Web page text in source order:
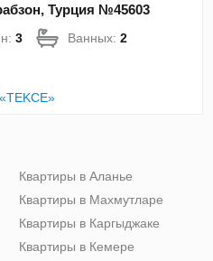
Турция №45603
3 Ванных:2
Квартиры в Аланье
Квартиры в Махмутларе
Квартиры в Каргыджаке
Квартиры в Кемере